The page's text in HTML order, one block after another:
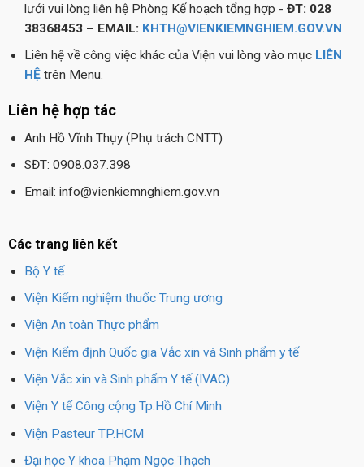
lưới vui lòng liên hệ Phòng Kế hoạch tổng hợp - ĐT: 028
38368453 – EMAIL: KHTH@VIENKIEMNGHIEM.GOV.VN
Liên hệ về công việc khác của Viện vui lòng vào mục LIÊN
HỆtrên Menu.
Liên hệ hợp tác
Anh Hồ Vĩnh Thụy (Phụ trách CNTT)
SĐT: 0908.037.398
Email: info@vienkiemnghiem.gov.vn
Các trang liên kết
Bộ Y tế
Viện Kiểm nghiệm thuốc Trung ương
Viện An toàn Thực phẩm
Viện Kiểm định Quốc gia Vắc xin và Sinh phẩm y tế
Viện Vắc xin và Sinh phẩm Y tế (IVAC)
Viện Y tế Công cộng Tp.Hồ Chí Minh
Viện Pasteur TP.HCM
Đại học Y khoa Phạm Ngọc Thạch